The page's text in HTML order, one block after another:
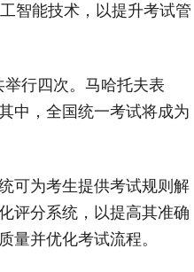
智能技术，以提升考试管
行四次。马哈托夫表
中，全国统一考试将成为
可为考生提供考试规则解
评分系统，以提高其准确
量并优化考试流程。